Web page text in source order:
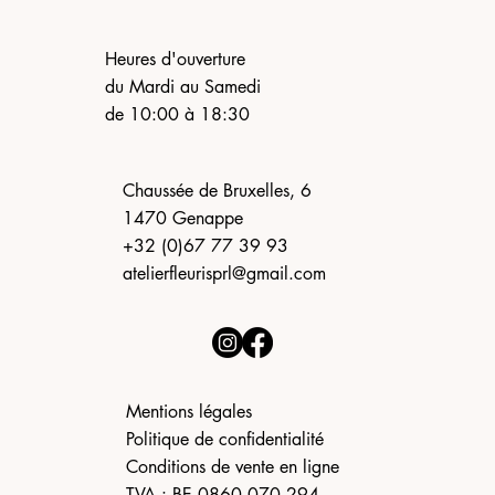
Mentions légales
Politique de confidentialité
Conditions de vente en ligne
Heures d'ouverture
du Mardi au Samedi
de 10:00 à 18:30
Chaussée de Bruxelles, 6
1470 Genappe
+32 (0)67 77 39 93
atelierfleurisprl@gmail.com